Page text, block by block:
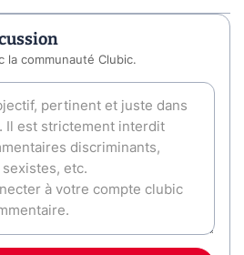
la communauté Clubic.